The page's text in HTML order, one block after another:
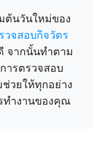
ต้นวันใหม่ของ
วจสอบกิจวัตร
จากนั้นทำตาม
ารตรวจสอบ
วยให้ทุกอย่าง
ทำงานของคุณ